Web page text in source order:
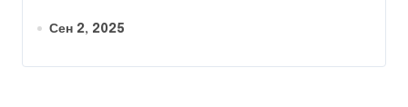
Сен 2, 2025